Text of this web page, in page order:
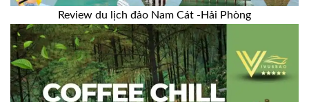
Review du lịch đảo Nam Cát -Hải Phòng